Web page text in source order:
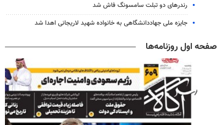
رندرهای دو تبلت سامسونگ فاش شد
جایزه ملی جهاددانشگاهی به خانواده شهید لاریجانی اهدا شد
صفحه اول روزنامه‌ها